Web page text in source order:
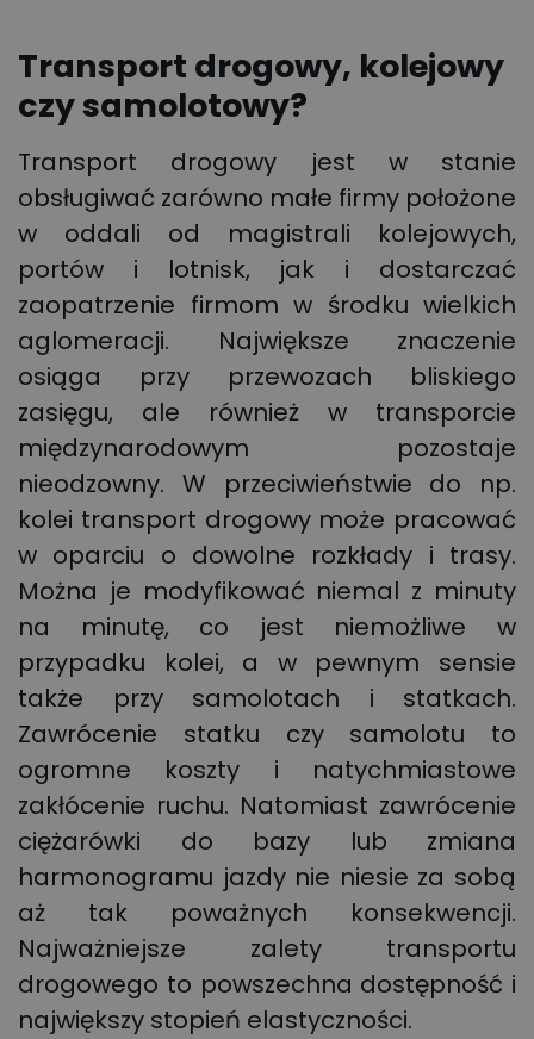
Transport drogowy, kolejowy
czy samolotowy?
Transport drogowy jest w stanie
obsługiwać zarówno małe firmy położone
w oddali od magistrali kolejowych,
portów i lotnisk, jak i dostarczać
zaopatrzenie firmom w środku wielkich
aglomeracji. Największe znaczenie
osiąga przy przewozach bliskiego
zasięgu, ale również w transporcie
międzynarodowym pozostaje
nieodzowny. W przeciwieństwie do np.
kolei transport drogowy może pracować
w oparciu o dowolne rozkłady i trasy.
Można je modyfikować niemal z minuty
na minutę, co jest niemożliwe w
przypadku kolei, a w pewnym sensie
także przy samolotach i statkach.
Zawrócenie statku czy samolotu to
ogromne koszty i natychmiastowe
zakłócenie ruchu. Natomiast zawrócenie
ciężarówki do bazy lub zmiana
harmonogramu jazdy nie niesie za sobą
aż tak poważnych konsekwencji.
Najważniejsze zalety transportu
drogowego to powszechna dostępność i
największy stopień elastyczności.